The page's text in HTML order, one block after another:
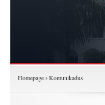
Homepage › Komunikadus